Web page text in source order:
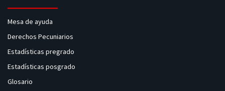
Mesa de ayuda
Derechos Pecuniarios
Estadísticas pregrado
Estadísticas posgrado
Glosario